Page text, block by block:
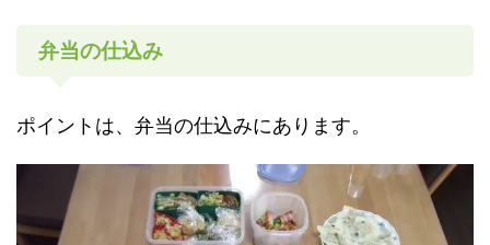
弁当の仕込み
ポイントは、弁当の仕込みにあります。